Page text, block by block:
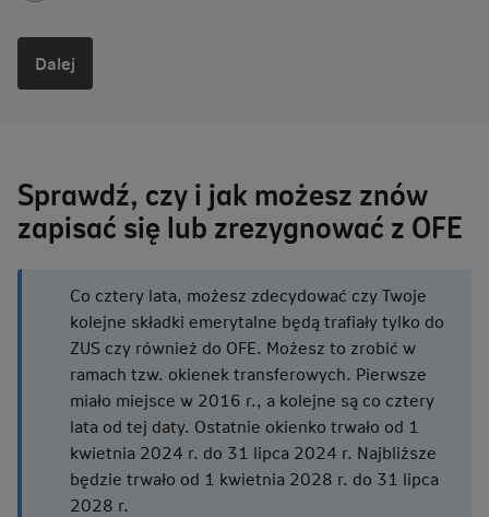
Dalej
Sprawdź, czy i jak możesz znów
zapisać się lub zrezygnować z OFE
Co cztery lata, możesz zdecydować czy Twoje
kolejne składki emerytalne będą trafiały tylko do
ZUS czy również do OFE. Możesz to zrobić w
ramach tzw. okienek transferowych. Pierwsze
miało miejsce w 2016 r., a kolejne są co cztery
lata od tej daty. Ostatnie okienko trwało od 1
kwietnia 2024 r. do 31 lipca 2024 r. Najbliższe
będzie trwało od 1 kwietnia 2028 r. do 31 lipca
2028 r.